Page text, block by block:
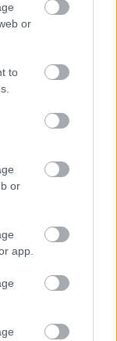
or
to
or
app.
Adja
ot